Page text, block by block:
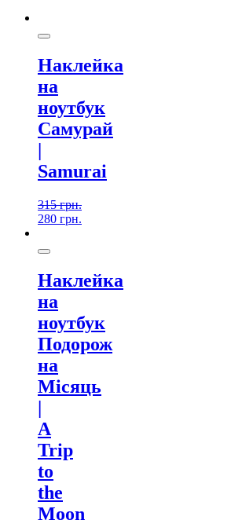
Наклейка
на
ноутбук
Самурай
|
Samurai
315грн.
280 грн.
Наклейка
на
ноутбук
Подорож
на
Місяць
|
A
Trip
to
the
Moon